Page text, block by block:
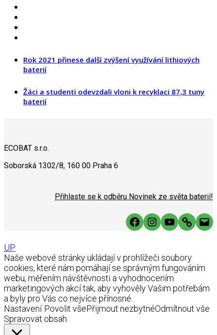
Rok 2021 přinese další zvýšení využívání lithiových
baterií
Žáci a studenti odevzdali vloni k recyklaci 87,3 tuny
baterií
ECOBAT s.r.o.
Soborská 1302/8, 160 00 Praha 6
Přihlaste se k odběru Novinek ze světa baterií!
Facebook
Instagram
YouTube
Link
UP
Naše webové stránky ukládají v prohlížeči soubory
cookies, které nám pomáhají se správným fungováním
webu, měřením návštěvnosti a vyhodnocením
marketingových akcí tak, aby vyhověly Vašim potřebám
a byly pro Vás co nejvíce přínosné.
Nastavení Povolit všePřijmout nezbytnéOdmítnout vše
Spravovat obsah